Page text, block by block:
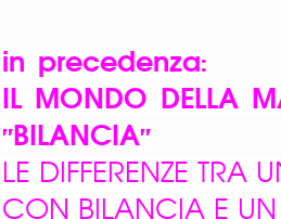
in precedenza:
IL MONDO DELLA
"BILANCIA"
LE DIFFERENZE TRA
CON BILANCIA E